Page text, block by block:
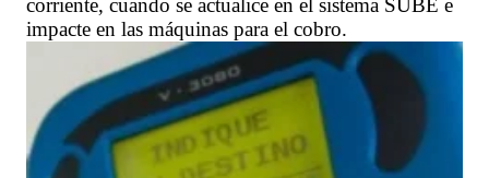
corriente, cuando se actualice en el sistema SUBE e
impacte en las máquinas para el cobro.